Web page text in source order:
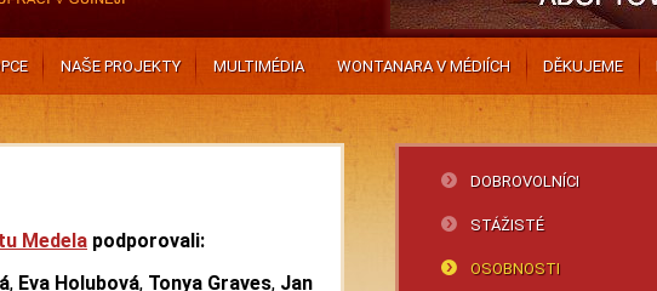
NAŠE PROJEKTY MULTIMÉDIA WONTANARA V MÉDIÍCH DĚKUJEME
Medela podporovali:
, Eva Holubová, Tonya Graves, Jan
DOBROVOLNÍCI
STÁŽISTÉ
OSOBNOSTI